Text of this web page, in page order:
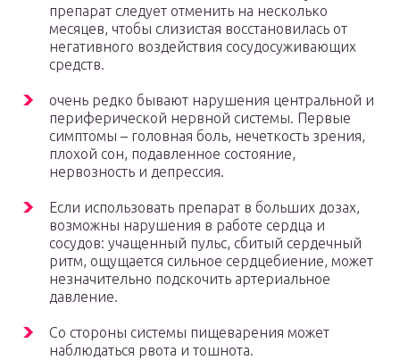
препарат следует отменить на несколько
месяцев, чтобы слизистая восстановилась от
негативного воздействия сосудосуживающих
средств.
очень редко бывают нарушения центральной и
периферической нервной системы. Первые
симптомы – головная боль, нечеткость зрения,
плохой сон, подавленное состояние,
нервозность и депрессия.
Если использовать препарат в больших дозах,
возможны нарушения в работе сердца и
сосудов: учащенный пульс, сбитый сердечный
ритм, ощущается сильное сердцебиение, может
незначительно подскочить артериальное
давление.
Со стороны системы пищеварения может
наблюдаться рвота и тошнота.